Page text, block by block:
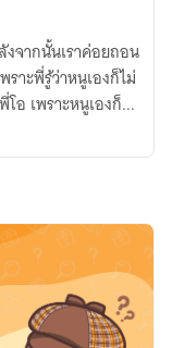
จากนั้นเราค่อยถอน
าะพี่รู้ว่าหนูเองก็ไม่
เลยแม้แต่น้อย” “ได้สิคะพี่โอ เพราะหนูเองก็...